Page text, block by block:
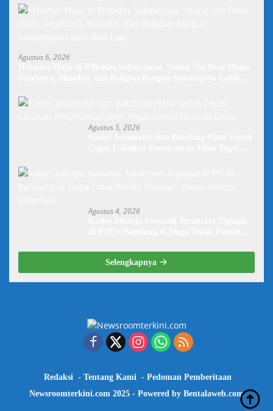
Agustus 6, 2026
Agustus 5, 2026
Agustus 4, 2026
Selengkapnya
Redaksi Tentang Kami
Pedoman Pemberitaan
Newsroomterkini.com 2025 - Powered by Bentalaweb.com